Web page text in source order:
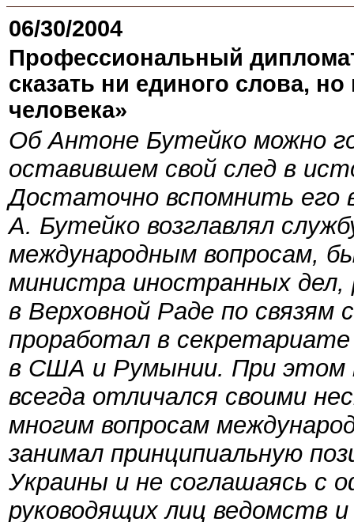
06/30/2004
Профессиональный
сказать ни единого слова,
человека»
Об Антоне Бутейко можно
оставившем свой след в
Достаточно вспомнить его
А. Бутейко возглавлял
международным вопросам,
министра иностранных дел,
в Верховной Раде по
проработал в
в США и Румынии. При этом
всегда отличался своими
многим вопросам
занимал принципиальную
Украины и не соглашаясь с
руководящих лиц ведомств